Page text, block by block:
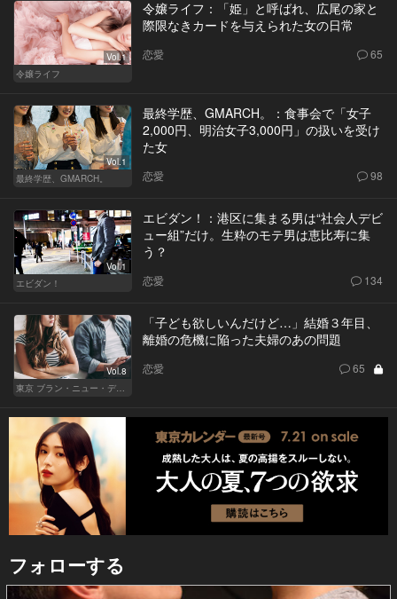
Vol.1
令嬢ライフ
令嬢ライフ：「姫」と呼ばれ、広尾の家と
際限なきカードを与えられた女の日常
恋愛 65
Vol.1
最終学歴、GMARCH。
最終学歴、GMARCH。：食事会で「女子
2,000円、明治女子3,000円」の扱いを受け
た女
恋愛 98
Vol.1
エビダン！
エビダン！：港区に集まる男は“社会人デビ
ュー組”だけ。生粋のモテ男は恵比寿に集
う？
恋愛 134
Vol.8
「子ども欲しいんだけど…」結婚３年目、
離婚の危機に陥った夫婦のあの問題
恋愛 65
フォローする